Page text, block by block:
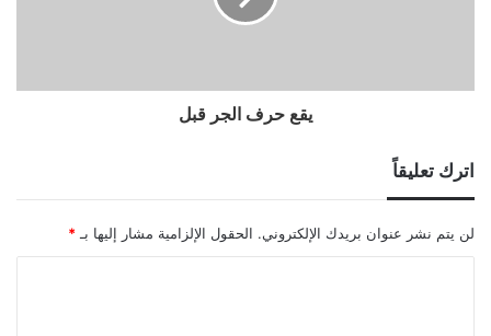
يقع حرف الجر قبل
اترك تعليقاً
لن يتم نشر عنوان بريدك الإلكتروني. الحقول الإلزامية مشار إليها بـ *